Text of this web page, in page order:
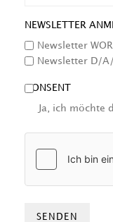
NEWSLETTER
Newsletter
Newsletter D/
CONSENT
Ja, ich möchte